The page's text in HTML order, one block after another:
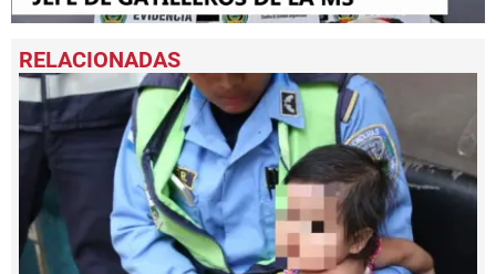
seconds
of
1
minute,
seconds